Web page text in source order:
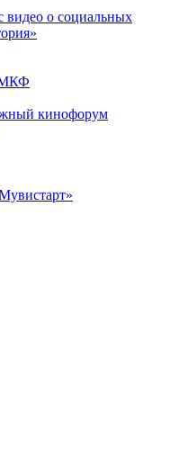
видео о социальных
кинофорум